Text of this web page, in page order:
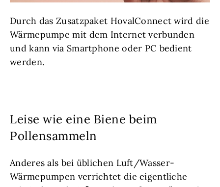
Durch das Zusatzpaket HovalConnect wird die
Wärmepumpe mit dem Internet verbunden
und kann via Smartphone oder PC bedient
werden.
Leise wie eine Biene beim
Pollensammeln
Anderes als bei üblichen Luft/Wasser-
Wärmepumpen verrichtet die eigentliche